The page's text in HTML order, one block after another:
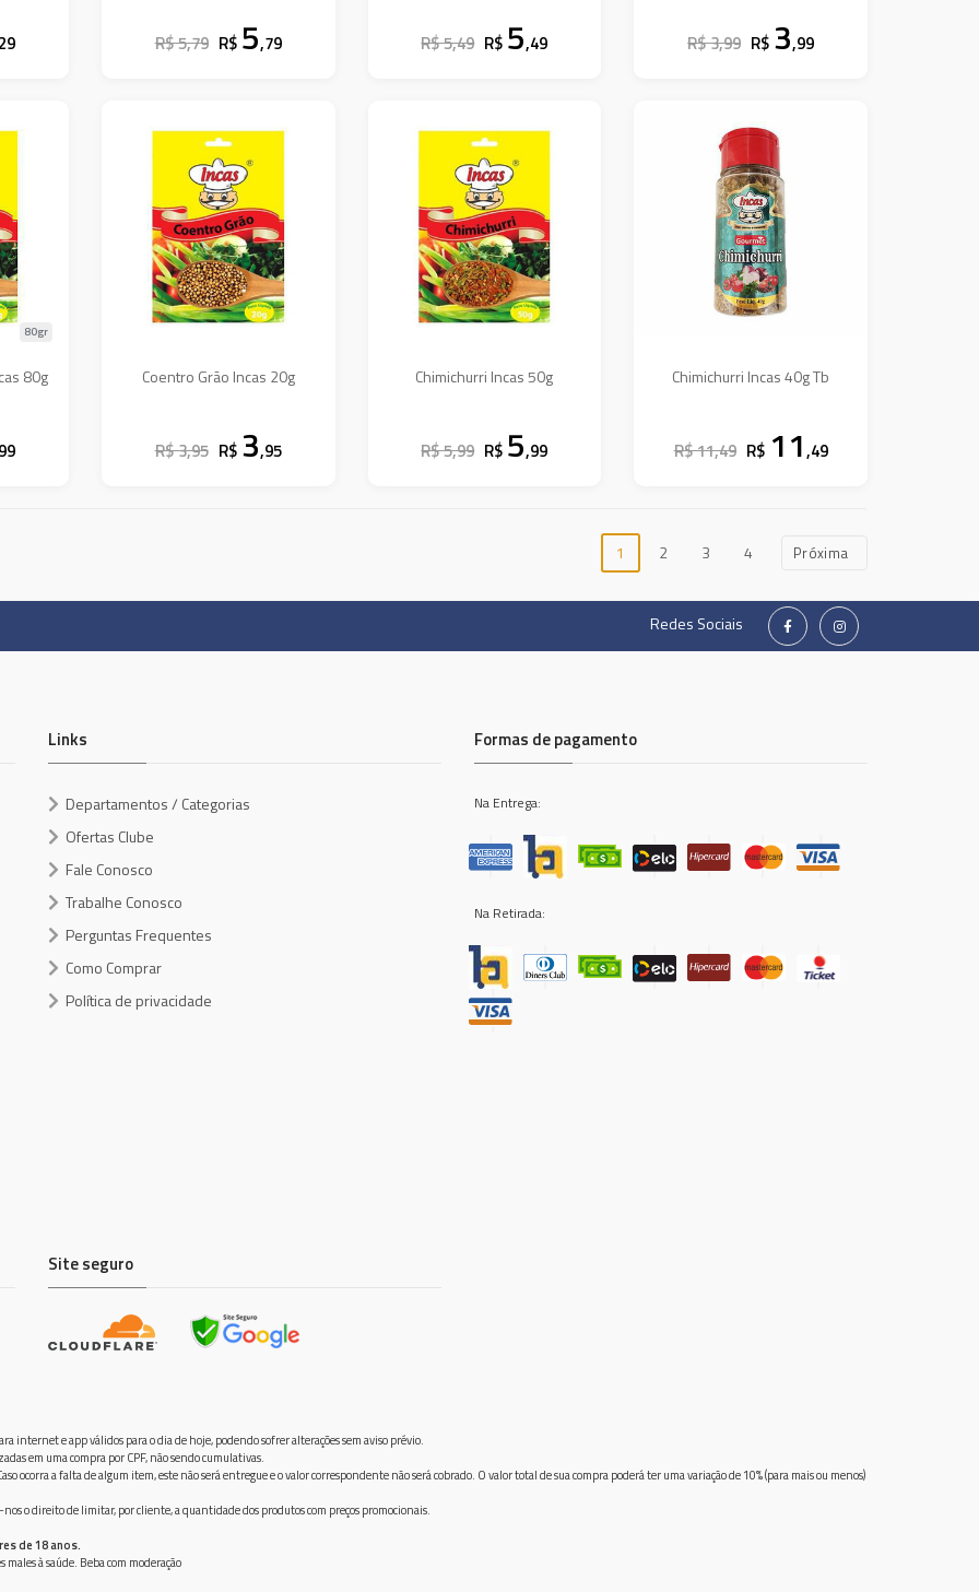
R$ 5,79 R$ 5,79 R$ 5,49 R$ 5,49 R$ 3,99 R$ 3,99
80g
80gr
Coentro Grão Incas 20g
R$ 3,95 R$ 3,95
Chimichurri Incas 50g
R$ 5,99 R$ 5,99
Chimichurri Incas 40g Tb
R$ 11,49 R$ 11,49
1 2 3 4 Próxima
Redes Sociais
Links
Departamentos / Categorias
Ofertas Clube
Fale Conosco
Trabalhe Conosco
Perguntas Frequentes
Como Comprar
Política de privacidade
Formas de pagamento
Na Entrega:
Na Retirada:
Site seguro
internet e app válidos para o dia de hoje, podendo sofrer alterações sem aviso prévio.
em uma compra por CPF, não sendo cumulativas.
ocorra a falta de algum item, este não será entregue e o valor correspondente não será cobrado. O valor total de sua compra poderá ter uma variação de 10% (para mais ou menos)
o direito de limitar, por cliente, a quantidade dos produtos com preços promocionais.
de 18 anos.
males à saúde. Beba com moderação